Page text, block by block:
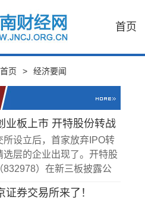
首页
首页 > 经济要闻
业板上市 开特股份转战
层
所设立后，首家放弃IPO转
选层的企业出现了。开特股
832978）在新三板披露公
合考量，公司拟将在创业板
证券交易所来了！